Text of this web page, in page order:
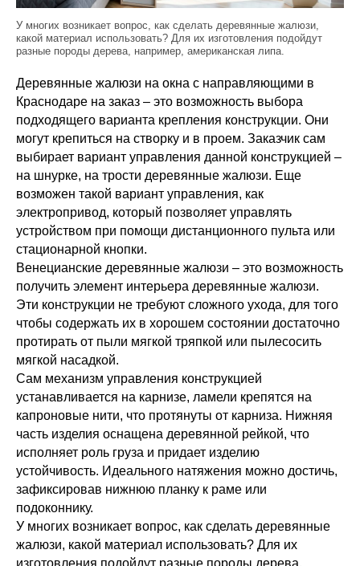
У многих возникает вопрос, как сделать деревянные жалюзи,
какой материал использовать? Для их изготовления подойдут
разные породы дерева, например, американская липа.
Деревянные жалюзи на окна с направляющими в
Краснодаре на заказ – это возможность выбора
подходящего варианта крепления конструкции. Они
могут крепиться на створку и в проем. Заказчик сам
выбирает вариант управления данной конструкцией –
на шнурке, на трости деревянные жалюзи. Еще
возможен такой вариант управления, как
электропривод, который позволяет управлять
устройством при помощи дистанционного пульта или
стационарной кнопки.
Венецианские деревянные жалюзи – это возможность
получить элемент интерьера деревянные жалюзи.
Эти конструкции не требуют сложного ухода, для того
чтобы содержать их в хорошем состоянии достаточно
протирать от пыли мягкой тряпкой или пылесосить
мягкой насадкой.
Сам механизм управления конструкцией
устанавливается на карнизе, ламели крепятся на
капроновые нити, что протянуты от карниза. Нижняя
часть изделия оснащена деревянной рейкой, что
исполняет роль груза и придает изделию
устойчивость. Идеального натяжения можно достичь,
зафиксировав нижнюю планку к раме или
подоконнику.
У многих возникает вопрос, как сделать деревянные
жалюзи, какой материал использовать? Для их
изготовления подойдут разные породы дерева,